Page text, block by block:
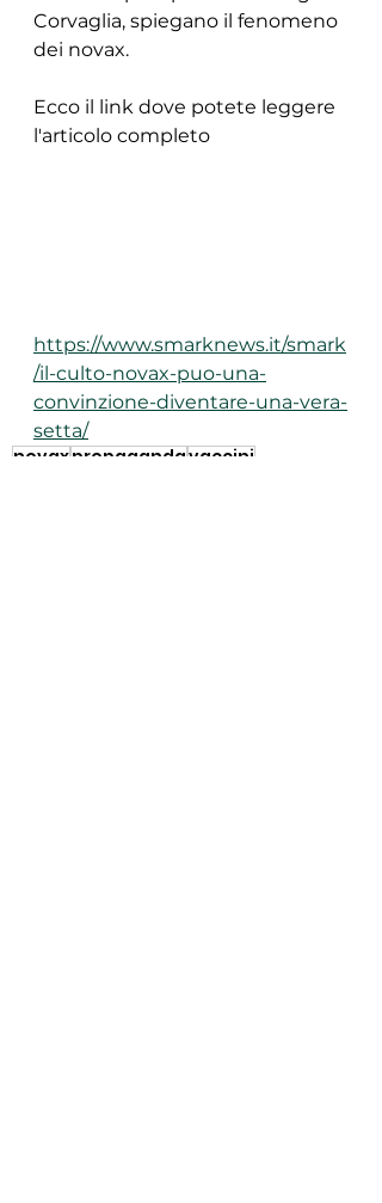
Corvaglia, spiegano il fenomeno
dei novax.
Ecco il link dove potete leggere
l'articolo completo
https://www.smarknews.it/smark
/il-culto-novax-puo-una-
convinzione-diventare-una-vera-
setta/
novaxpropagandavaccini